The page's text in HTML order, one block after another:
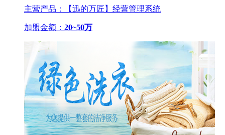
主营产品：【迅的万匠】经营管理系统
加盟金额： 20~50万